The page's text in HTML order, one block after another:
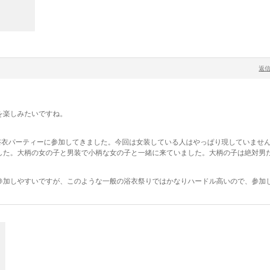
返信
しみたいですね。
パーティーに参加してきました。今回は女装している人はやっぱり現していませ
。大柄の女の子と男装で小柄な女の子と一緒に来ていました。大柄の子は絶対男
しやすいですが、このような一般の浴衣祭りではかなりハードル高いので、参加